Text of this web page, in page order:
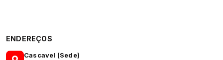
ENDEREÇOS
Cascavel (Sede)